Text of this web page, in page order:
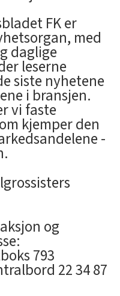
FK er
med
daglige
leserne
siste nyhetene
i bransjen.
vi faste
kjemper den
-
og
793
22 34 87